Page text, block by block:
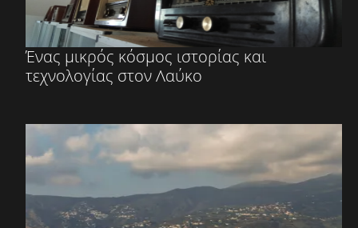
Ένας μικρός κόσμος ιστορίας και
τεχνολογίας στον Λαύκο